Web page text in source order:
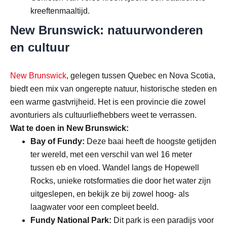
kreeftenmaaltijd.
New Brunswick: natuurwonderen
en cultuur
New Brunswick, gelegen tussen Quebec en Nova Scotia,
biedt een mix van ongerepte natuur, historische steden en
een warme gastvrijheid. Het is een provincie die zowel
avonturiers als cultuurliefhebbers weet te verrassen.
Wat te doen in New Brunswick:
Bay of Fundy: Deze baai heeft de hoogste getijden
ter wereld, met een verschil van wel 16 meter
tussen eb en vloed. Wandel langs de Hopewell
Rocks, unieke rotsformaties die door het water zijn
uitgeslepen, en bekijk ze bij zowel hoog- als
laagwater voor een compleet beeld.
Fundy National Park: Dit park is een paradijs voor